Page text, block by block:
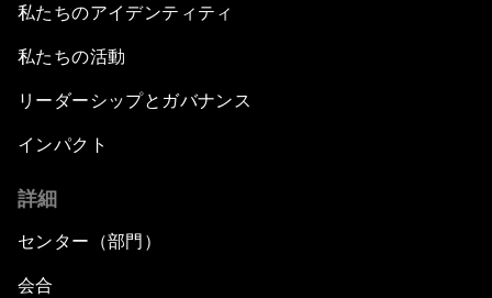
私たちのアイデンティティ
私たちの活動
リーダーシップとガバナンス
インパクト
詳細
センター（部門）
会合